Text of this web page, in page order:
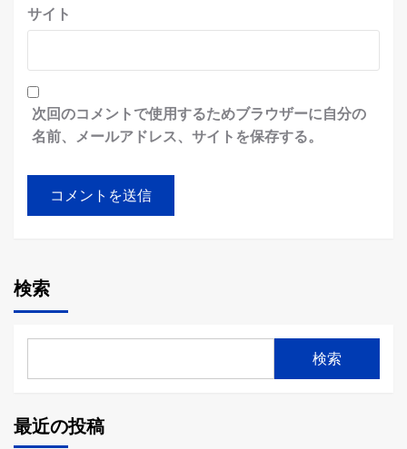
サイト
次回のコメントで使用するためブラウザーに自分の
名前、メールアドレス、サイトを保存する。
検索
検索
最近の投稿